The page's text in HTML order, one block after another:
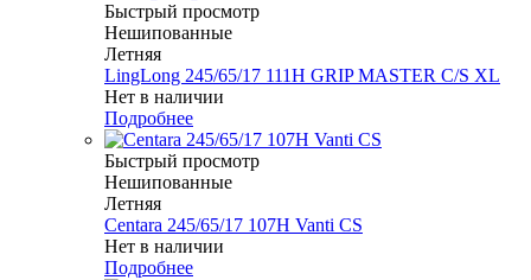
Быстрый просмотр
Нешипованные
Летняя
LingLong 245/65/17 111H GRIP MASTER C/S XL
Нет в наличии
Подробнее
Быстрый просмотр
Нешипованные
Летняя
Centara 245/65/17 107H Vanti CS
Нет в наличии
Подробнее